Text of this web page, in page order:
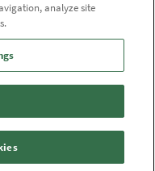
analyze site